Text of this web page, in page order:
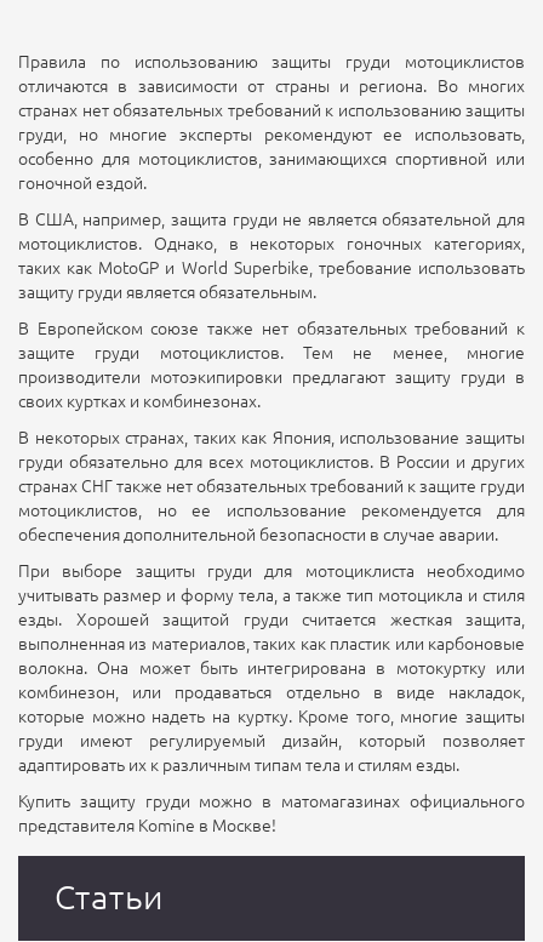
Правила по использованию защиты груди мотоциклистов
отличаются в зависимости от страны и региона. Во многих
странах нет обязательных требований к использованию защиты
груди, но многие эксперты рекомендуют ее использовать,
особенно для мотоциклистов, занимающихся спортивной или
гоночной ездой.
В США, например, защита груди не является обязательной для
мотоциклистов. Однако, в некоторых гоночных категориях,
таких как MotoGP и World Superbike, требование использовать
защиту груди является обязательным.
В Европейском союзе также нет обязательных требований к
защите груди мотоциклистов. Тем не менее, многие
производители мотоэкипировки предлагают защиту груди в
своих куртках и комбинезонах.
В некоторых странах, таких как Япония, использование защиты
груди обязательно для всех мотоциклистов. В России и других
странах СНГ также нет обязательных требований к защите груди
мотоциклистов, но ее использование рекомендуется для
обеспечения дополнительной безопасности в случае аварии.
При выборе защиты груди для мотоциклиста необходимо
учитывать размер и форму тела, а также тип мотоцикла и стиля
езды. Хорошей защитой груди считается жесткая защита,
выполненная из материалов, таких как пластик или карбоновые
волокна. Она может быть интегрирована в мотокуртку или
комбинезон, или продаваться отдельно в виде накладок,
которые можно надеть на куртку. Кроме того, многие защиты
груди имеют регулируемый дизайн, который позволяет
адаптировать их к различным типам тела и стилям езды.
Купить защиту груди можно в матомагазинах официального
представителя Komine в Москве!
Статьи